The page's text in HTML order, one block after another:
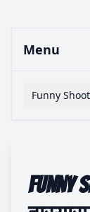
Menu
Funny
Funny